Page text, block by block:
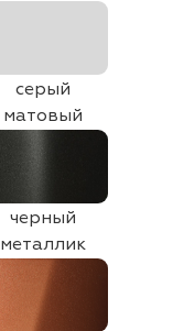
серый
матовый
черный
металлик